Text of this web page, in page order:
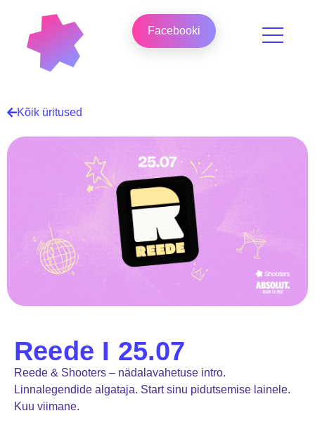
Facebooki
Kõik üritused
Reede I 25.07
Reede & Shooters – nädalavahetuse intro.
Linnalegendide algataja. Start sinu pidutsemise lainele.
Kuu viimane.